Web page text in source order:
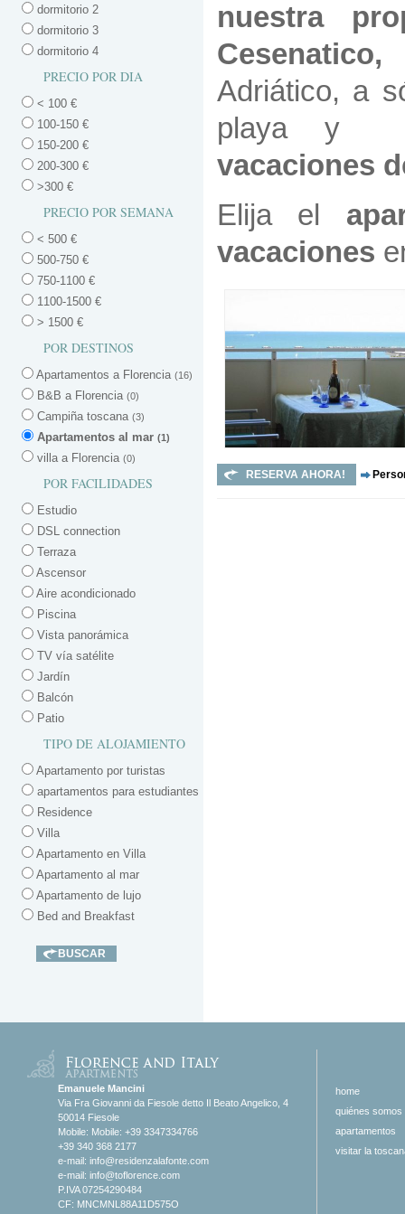
dormitorio 2
dormitorio 3
dormitorio 4
PRECIO POR DIA
< 100 €
100-150 €
150-200 €
200-300 €
>300 €
PRECIO POR SEMANA
< 500 €
500-750 €
750-1100 €
1100-1500 €
> 1500 €
POR DESTINOS
Apartamentos a Florencia (16)
B&B a Florencia (0)
Campiña toscana (3)
Apartamentos al mar (1)
villa a Florencia (0)
POR FACILIDADES
Estudio
DSL connection
Terraza
Ascensor
Aire acondicionado
Piscina
Vista panorámica
TV vía satélite
Jardín
Balcón
Patio
TIPO DE ALOJAMIENTO
Apartamento por turistas
apartamentos para estudiantes
Residence
Villa
Apartamento en Villa
Apartamento al mar
Apartamento de lujo
Bed and Breakfast
nuestra
Cesenatico,
Adriático, a
playa y
vacaciones
Elija el
vacaciones
RESERVA AHORA!
Emanuele Mancini
Via Fra Giovanni da Fiesole detto Il Beato Angelico, 4
50014 Fiesole
Mobile: Mobile: +39 3347334766
+39 340 368 2177
e-mail: info@residenzalafonte.com
e-mail: info@toflorence.com
P.IVA 07254290484
CF: MNCMNL88A11D575O
home
quiénes somos
apartamentos
visitar la